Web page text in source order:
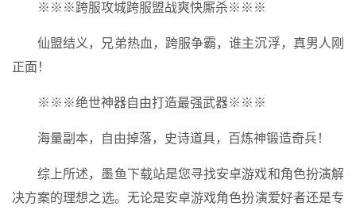
※※※跨服攻城跨服盟战爽快厮杀※※※
仙盟结义，兄弟热血，跨服争霸，谁主沉浮，真男人刚
正面！
※※※绝世神器自由打造最强武器※※※
海量副本，自由掉落，史诗道具，百炼神锻造奇兵！
综上所述，墨鱼下载站是您寻找安卓游戏和角色扮演解
决方案的理想之选。无论是安卓游戏角色扮演爱好者还是专